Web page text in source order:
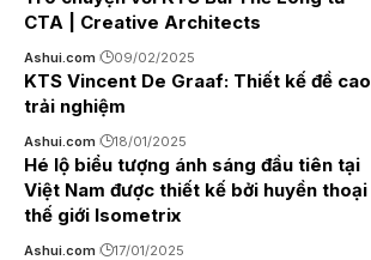
CTA | Creative Architects
Ashui.com 09/02/2025
KTS Vincent De Graaf: Thiết kế đề cao
trải nghiệm
Ashui.com 18/01/2025
Hé lộ biểu tượng ánh sáng đầu tiên tại
Việt Nam được thiết kế bởi huyền thoại
thế giới Isometrix
Ashui.com 17/01/2025